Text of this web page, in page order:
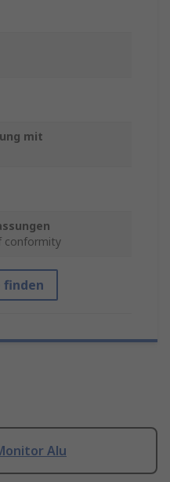
mit
conformity
finden
Alu